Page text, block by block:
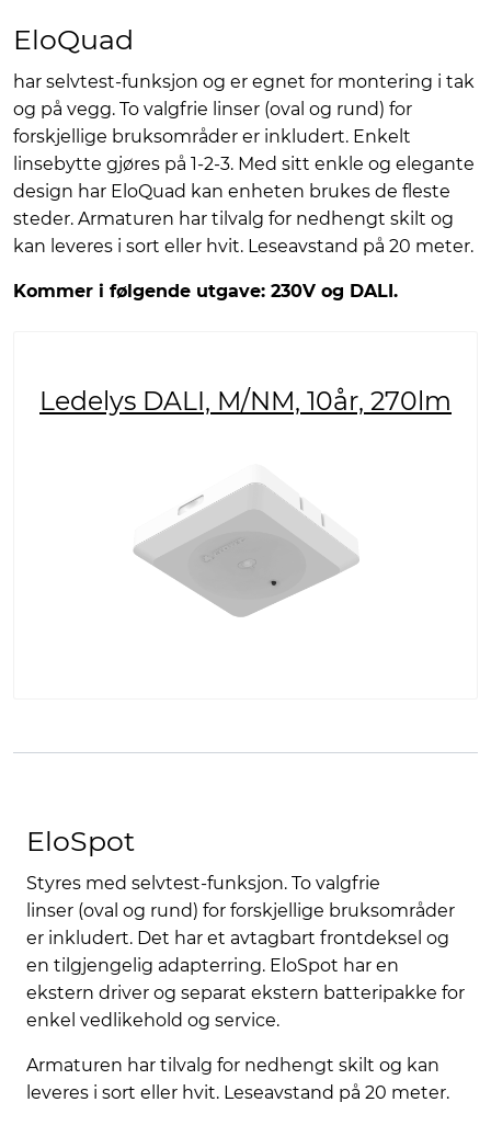
EloQuad
har selvtest-funksjon og er egnet for montering i tak
og på vegg. To valgfrie linser (oval og rund) for
forskjellige bruksområder er inkludert. Enkelt
linsebytte gjøres på 1-2-3. Med sitt enkle og elegante
design har EloQuad kan enheten brukes de fleste
steder. Armaturen har tilvalg for nedhengt skilt og
kan leveres i sort eller hvit. Leseavstand på 20 meter.
Kommer i følgende utgave: 230V og DALI.
Ledelys DALI, M/NM, 10år, 270lm
EloSpot
Styres med selvtest-funksjon. To valgfrie
linser (oval og rund) for forskjellige bruksområder
er inkludert. Det har et avtagbart frontdeksel og
en tilgjengelig adapterring. EloSpot har en
ekstern driver og separat ekstern batteripakke for
enkel vedlikehold og service.
Armaturen har tilvalg for nedhengt skilt og kan
leveres i sort eller hvit. Leseavstand på 20 meter.